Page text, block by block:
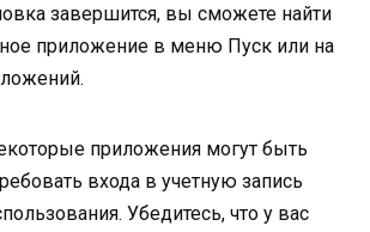
завершится, вы сможете найти
приложение в меню Пуск или на
приложения могут быть
входа в учетную запись
Убедитесь, что у вас